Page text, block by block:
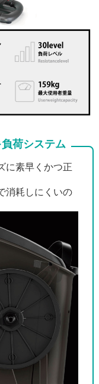
荷システム
に素早くかつ正
消耗しにくいの